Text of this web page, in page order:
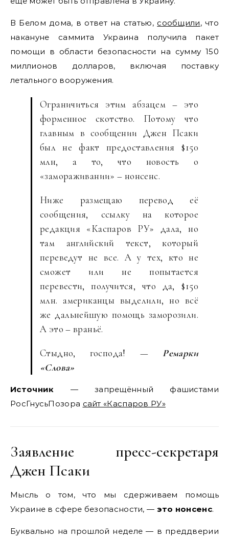
В Белом дома, в ответ на статью, сообщили, что
накануне саммита Украина получила пакет
помощи в области безопасности на сумму 150
миллионов долларов, включая поставку
летального вооружения.
Ограничиться этим абзацем – это
форменное скотство. Потому что
главным в сообщении Джен Псаки
был не факт предоставления $150
млн, а то, что новость о
«замораживании» – нонсенс.
Ниже размещаю перевод её
сообщения, ссылку на которое
редакция «Каспаров РУ» дала, но
там английский текст, который
переведут не все. А у тех, кто не
сможет или не попытается
перевести, получится, что да, $150
млн. американцы выделили, но всё
же дальнейшую помощь заморозили.
А это – враньё.
Стыдно, господа! — Ремарки
«Слова»
Источник — запрещённый фашистами
РосГнусьПозора сайт «Каспаров РУ»
Заявление пресс-секретаря
Джен Псаки
Мысль о том, что мы сдерживаем помощь
Украине в сфере безопасности, — это нонсенс.
Буквально на прошлой неделе — в преддверии